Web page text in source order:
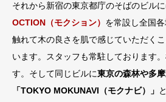
それから新宿の東京都庁のそばのビル
OCTION（モクション） を常設し全国
触れて木の良さを肌で感じていただく
います。スタッフも常駐しております
す。そして同じビルに東京の森林や多
「TOKYO MOKUNAVI（モクナビ）」